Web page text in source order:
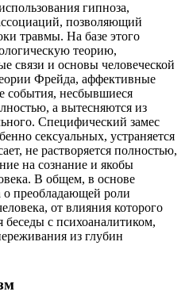
гипноза,
позволяющий
травмы. На базе этого
теорию,
связи и основы человеческой
Фрейда, аффективные
события, несбывшиеся
а вытесняются из
Специфический замес
сексуальных, устраняется
не растворяется полностью,
на сознание и якобы
В общем, в основе
о преобладающей роли
от влияния которого
с психоаналитиком,
из глубин